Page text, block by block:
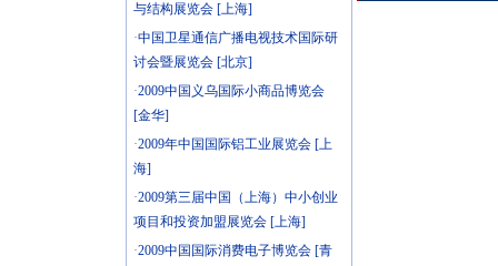
与结构展览会 [上海]
·中国卫星通信广播电视技术国际研
讨会暨展览会 [北京]
·2009中国义乌国际小商品博览会
[金华]
·2009年中国国际铝工业展览会 [上
海]
·2009第三届中国（上海）中小创业
项目和投资加盟展览会 [上海]
·2009中国国际消费电子博览会 [青